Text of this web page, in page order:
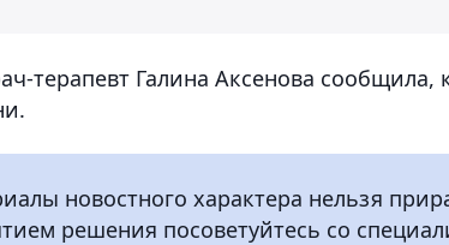
терапевт Галина Аксенова сообщила,
новостного характера нельзя
решения посоветуйтесь со